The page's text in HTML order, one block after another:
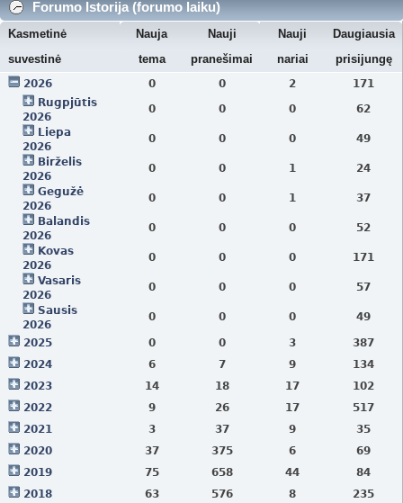
Forumo Istorija (forumo laiku)
Kasmetinė
suvestinė
Nauja
tema
Nauji
pranešimai
Nauji
nariai
Daugiausia
prisijungę
2026
0 0 2
171
Rugpjūtis
2026
0 0 0
62
Liepa
2026
0 0 0
49
Birželis
2026
0 0 1
24
Gegužė
2026
0 0 1
37
Balandis
2026
0 0 0
52
Kovas
2026
0 0 0
171
Vasaris
2026
0 0 0
57
Sausis
2026
0 0 0
49
2025
0 0 3
387
2024
6 7 9
134
2023
14 18 17
102
2022
9 26 17
517
2021
3 37 9
35
2020
37 375 6
69
2019
75 658 44
84
2018
63 576 8
235